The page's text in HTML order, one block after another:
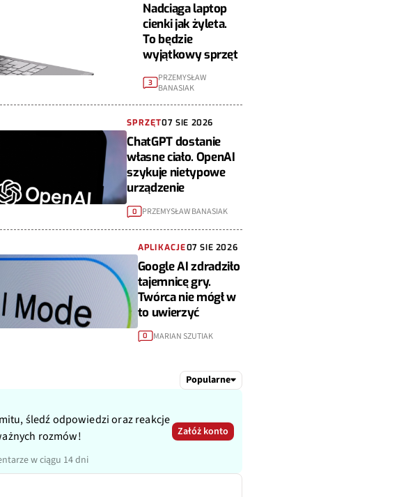
Nadciąga laptop
cienki jak żyleta.
To będzie
wyjątkowy sprzęt
3
PRZEMYSŁAW
BANASIAK
SPRZĘT07 SIE 2026
ChatGPT dostanie
własne ciało. OpenAI
szykuje nietypowe
urządzenie
0 PRZEMYSŁAW BANASIAK
APLIKACJE07 SIE 2026
Google AI zdradziło
tajemnicę gry.
Twórca nie mógł w
to uwierzyć
0 MARIAN SZUTIAK
Popularne
śledź odpowiedzi oraz reakcje
rozmów!
w ciągu 14 dni
Załóż konto